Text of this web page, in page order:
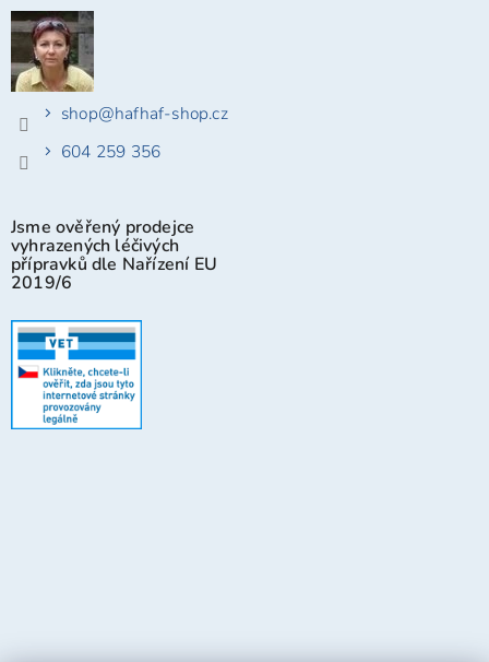
shop@hafhaf-shop.cz
604 259 356
Jsme ověřený prodejce
vyhrazených léčivých
přípravků dle Nařízení EU
2019/6